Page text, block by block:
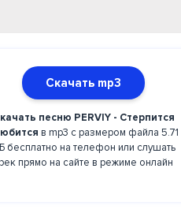
Скачать mp3
песню PERVIY - Стерпится
в mp3 с размером файла 5.71
бесплатно на телефон или слушать
прямо на сайте в режиме онлайн